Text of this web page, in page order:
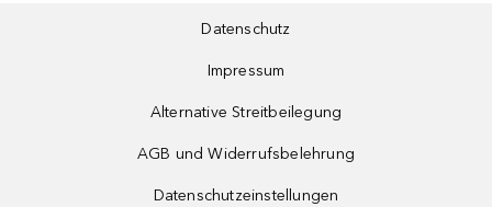
Datenschutz
Impressum
Alternative Streitbeilegung
AGB und Widerrufsbelehrung
Datenschutzeinstellungen